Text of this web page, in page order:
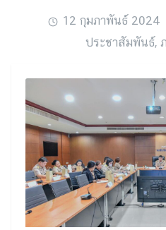
12 กุมภาพันธ์ 2024
ประชาสัมพันธ์,